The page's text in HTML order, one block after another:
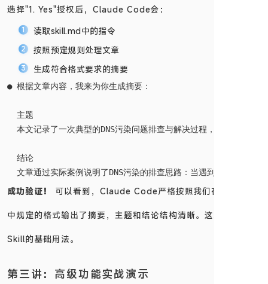
选择"1. Yes"授权后，Claude Code会：
读取skill.md中的指令
按照预定规则处理文章
生成符合格式要求的摘要
● 根据文章内容，我来为你生成摘要：
  主题
本文记录了一次典型的DNS污染问题排查与解决过程，通过分析"
  结论
成功验证！ 可以看到，Claude Code严格按照我们在skill.md
中规定的格式输出了摘要，主题和结论结构清晰。这就是Agent
Skill的基础用法。
第三讲：高级功能实战演示